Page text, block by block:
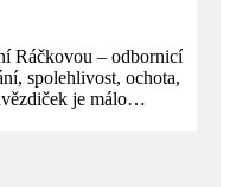
Ráčkovou – odbornicí
spolehlivost, ochota,
je málo…